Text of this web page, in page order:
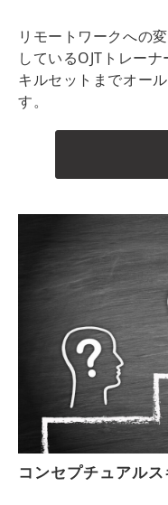
リモートワークへの
しているOJTトレー
キルセットまでオー
す。
コンセプチュアルス